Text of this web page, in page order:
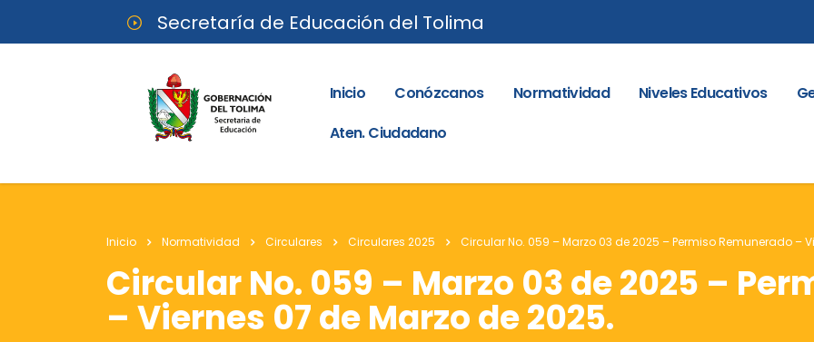
Secretaría de Educación del Tolima
Inicio Conózcanos Normatividad Niveles Educativos
Aten. Ciudadano
Inicio Normatividad Circulares Circulares 2025 Circular No. 059 – Marzo 03 de 2025 – Permiso Remunerado –
Circular No. 059 – Marzo 03 de 2025 –
– Viernes 07 de Marzo de 2025.